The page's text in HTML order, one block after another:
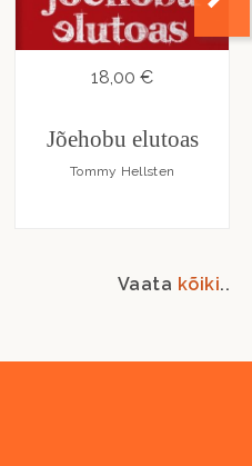
18,00 €
Jõehobu elutoas
Tommy Hellsten
Vaata kõiki..